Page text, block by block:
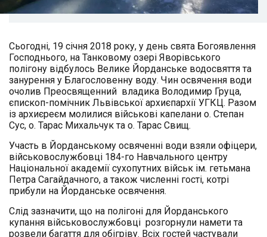
Сьогодні, 19 січня 2018 року, у день свята Богоявлення
Господнього, на Танковому озері Яворівського
полігону відбулось Велике Йорданське водосвяття та
занурення у Благословенну воду. Чин освячення води
очолив Преосвященний владика Володимир Груца,
єпископ-помічник Львівської архиєпархії УГКЦ. Разом
із архиєреєм молилися військові капелани о. Степан
Сус, о. Тарас Михальчук та о. Тарас Свищ.
Участь в Йорданському освяченні води взяли офіцери,
військовослужбовці 184-го Навчального центру
Національної академії сухопутних військ ім. гетьмана
Петра Сагайдачного, а також численні гості, котрі
прибули на Йорданське освячення.
Слід зазначити, що на полігоні для Йорданського
купання військовослужбовці розгорнули намети та
розвели багаття для обігріву. Всіх гостей частували